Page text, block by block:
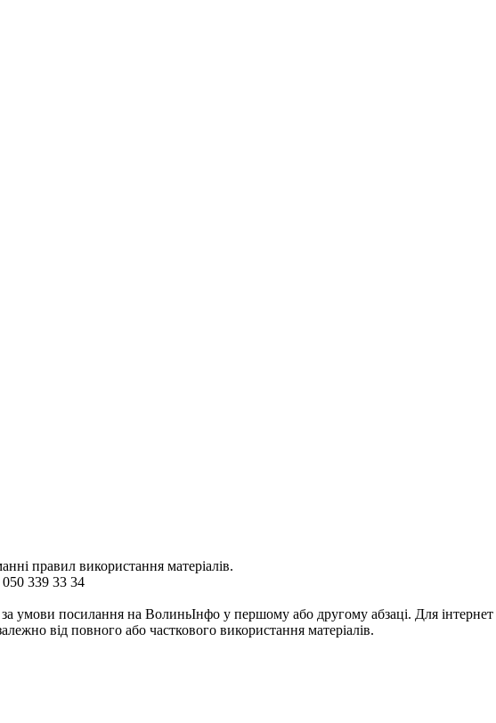
правил використання матеріалів.
339 33 34
умови посилання на ВолиньІнфо у першому або другому абзаці. Для
від повного або часткового використання матеріалів.